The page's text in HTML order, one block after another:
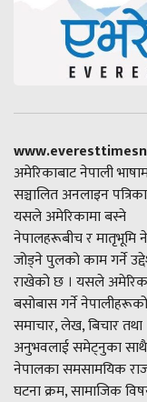
अमेरिकाबाट नेपाली
सञ्चालित अनलाइन
यसले अमेरिकामा बस्ने
नेपालहरूबीच र मातृभूमि
जोड्ने पुलको काम गर्ने
राखेको छ । यसले
बसोबास गर्ने नेपालीहरूको
समाचार, लेख, बिचार तथा
अनुभवलाई समेट्नुका साथै
नेपालका समसामयिक
घटना क्रम, सामाजिक